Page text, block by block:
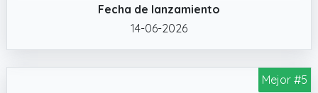
configurar la función de ráfaga. Panel táctil,
conector para auriculares estéreo de 3,5
✔️ Control Preciso: El mando inalámbrico de
Fecha de lanzamiento
14-06-2026
Mejor #5